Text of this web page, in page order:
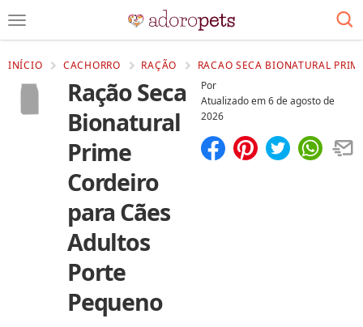
INÍCIO CACHORRO RAÇÃO RACAO SECA BIONATURAL
Ração Seca
Bionatural
Prime
Cordeiro
para Cães
Adultos
Porte
Pequeno
Por
Atualizado em6 de agosto de
2026